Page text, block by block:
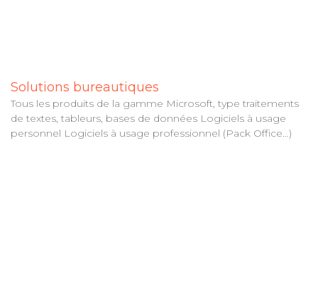
Solutions bureautiques
Tous les produits de la gamme Microsoft, type traitements
de textes, tableurs, bases de données Logiciels à usage
personnel Logiciels à usage professionnel (Pack Office…)